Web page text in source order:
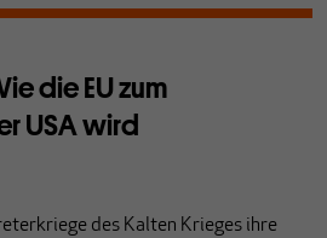
die EU zum
USA wird
des Kalten Krieges ihre